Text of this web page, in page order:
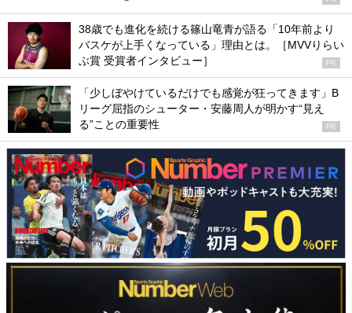
38歳でも進化を続ける篠山竜青が語る「10年前より
バスケが上手くなっている」理由とは。［MVVりらい
ぶ賞 受賞者インタビュー］
PR
「少しぼやけているだけでも感覚が狂ってきます」B
リーグ屈指のシューター・安藤周人が明かす“見え
る”ことの重要性
PR